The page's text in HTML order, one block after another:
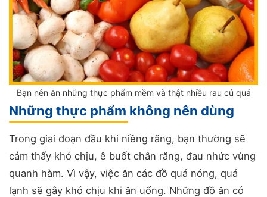
Bạn nên ăn những thực phẩm mềm và thật nhiều rau củ quả
Những thực phẩm không nên dùng
Trong giai đoạn đầu khi niềng răng, bạn thường sẽ
cảm thấy khó chịu, ê buốt chân răng, đau nhức vùng
quanh hàm. Vì vậy, việc ăn các đồ quá nóng, quá
lạnh sẽ gây khó chịu khi ăn uống. Những đồ ăn có